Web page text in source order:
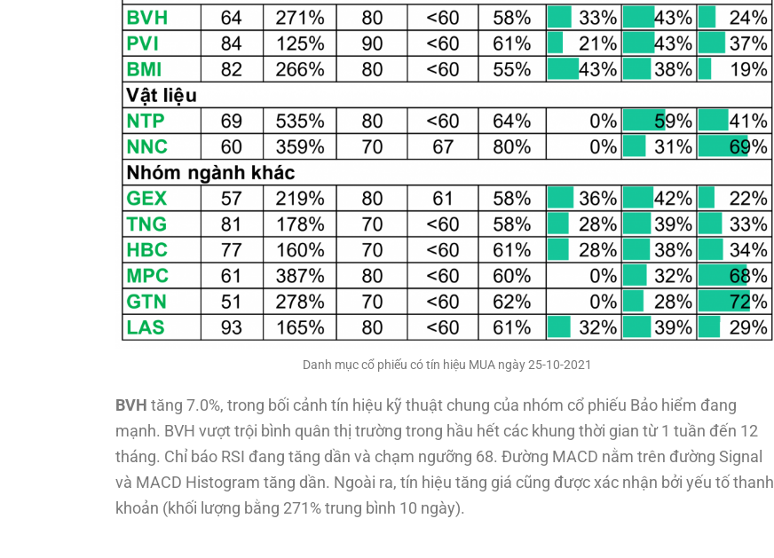
Danh mục cổ phiếu có tín hiệu MUA ngày 25-10-2021
BVH tăng 7.0%, trong bối cảnh tín hiệu kỹ thuật chung của nhóm cổ phiếu Bảo hiểm đang
mạnh. BVH vượt trội bình quân thị trường trong hầu hết các khung thời gian từ 1 tuần đến 12
tháng. Chỉ báo RSI đang tăng dần và chạm ngưỡng 68. Đường MACD nằm trên đường Signal
và MACD Histogram tăng dần. Ngoài ra, tín hiệu tăng giá cũng được xác nhận bởi yếu tố thanh
khoản (khối lượng bằng 271% trung bình 10 ngày).